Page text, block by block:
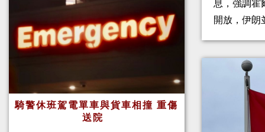
騎警休班駕電單車與貨車相撞 重傷
送院
息，強調霍
開放，伊